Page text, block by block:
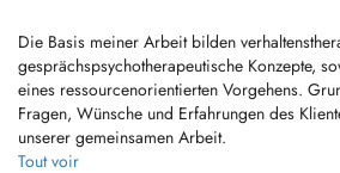
Die Basis meiner Arbeit bilden
gesprächspsychotherapeutische Konzepte,
eines ressourcenorientierten Vorgehens.
Fragen, Wünsche und Erfahrungen des
unserer gemeinsamen Arbeit.
Tout voir